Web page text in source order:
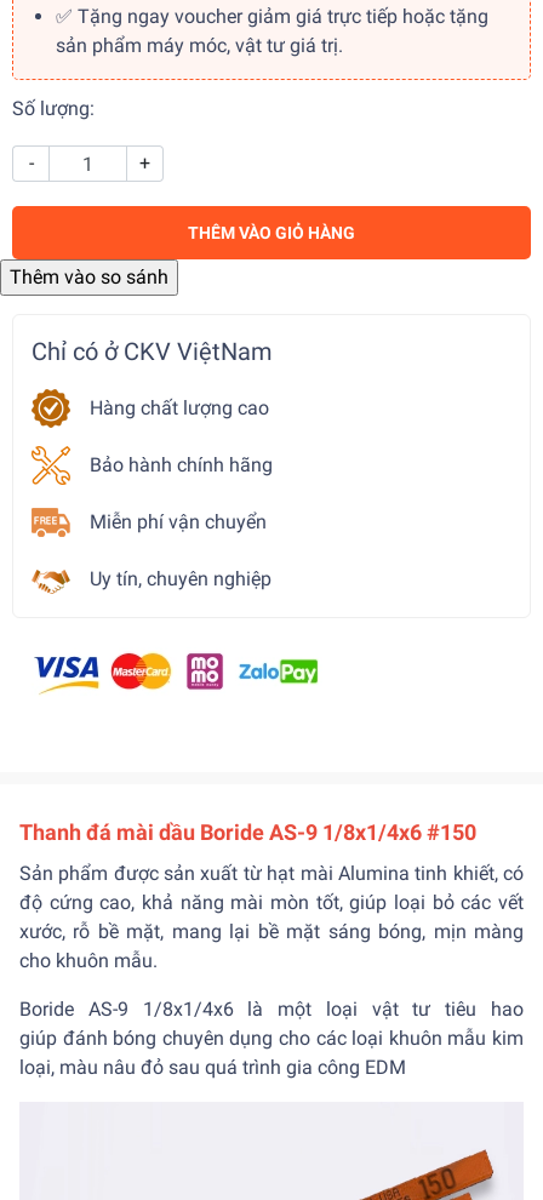
✅ Tặng ngay voucher giảm giá trực tiếp hoặc tặng
sản phẩm máy móc, vật tư giá trị.
Số lượng:
- +
THÊM VÀO GIỎ HÀNG
Chỉ có ở CKV ViệtNam
Hàng chất lượng cao
Bảo hành chính hãng
Miễn phí vận chuyển
Uy tín, chuyên nghiệp
Thanh đá mài dầu Boride AS-9 1/8x1/4x6 #150
Sản phẩm được sản xuất từ hạt mài Alumina tinh khiết, có
độ cứng cao, khả năng mài mòn tốt, giúp loại bỏ các vết
xước, rỗ bề mặt, mang lại bề mặt sáng bóng, mịn màng
cho khuôn mẫu.
Boride AS-9 1/8x1/4x6 là một loại vật tư tiêu hao
giúp đánh bóng chuyên dụng cho các loại khuôn mẫu kim
loại, màu nâu đỏ sau quá trình gia công EDM